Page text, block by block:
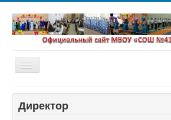
Включить/
выключить
Главная
Новости
Директор